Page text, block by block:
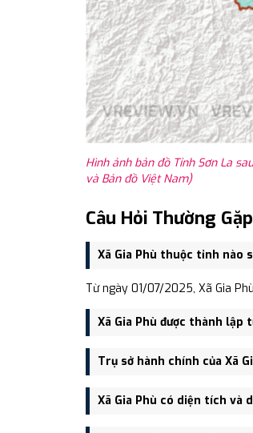
Hình ảnh bản đồ Tỉnh Sơn La
và Bản đồ Việt Nam)
Câu Hỏi Thường
Xã Gia Phù thuộc tỉnh nào
Từ ngày 01/07/2025, Xã Gia
Xã Gia Phù được thành lập
Xã Gia Phù được thành lập trên
Trụ sở hành chính của Xã
Trụ sở hành chính mới của Xã
thông.
Xã Gia Phù có diện tích và